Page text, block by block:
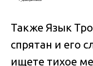
Также Язык
спрятан и его
ищете тихое